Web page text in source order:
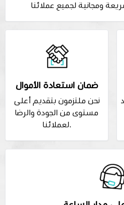
ضمان استعادة الأموال
نحن ملتزمون بتقديم أعلى
مستوى من الجودة والرضا